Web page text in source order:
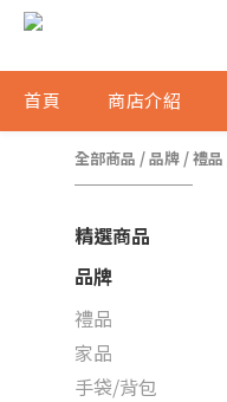
首頁 商店介紹
全部商品 /品牌 /禮品
精選商品
品牌
禮品
家品
手袋/背包